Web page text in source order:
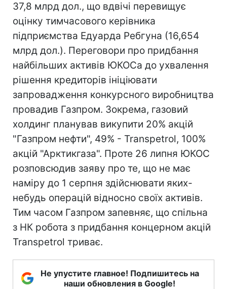
37,8 млрд дол., що вдвічі перевищує
оцінку тимчасового керівника
підприємства Едуарда Ребгуна (16,654
млрд дол.). Переговори про придбання
найбільших активів ЮКОСа до ухвалення
рішення кредиторів ініціювати
запровадження конкурсного виробництва
провадив Газпром. Зокрема, газовий
холдинг планував викупити 20% акцій
"Газпром нефти", 49% - Transpetrol, 100%
акцій "Арктикгаза". Проте 26 липня ЮКОС
розповсюдив заяву про те, що не має
наміру до 1 серпня здійснювати яких-
небудь операцій відносно своїх активів.
Тим часом Газпром запевняє, що спільна
з НК робота з придбання концерном акцій
Transpetrol триває.
Не упустите главное! Подпишитесь на
наши обновления в Google!